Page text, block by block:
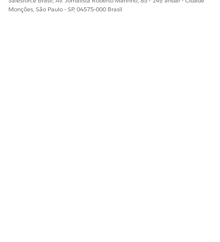
Monções, São Paulo - SP, 04575-000 Brasil